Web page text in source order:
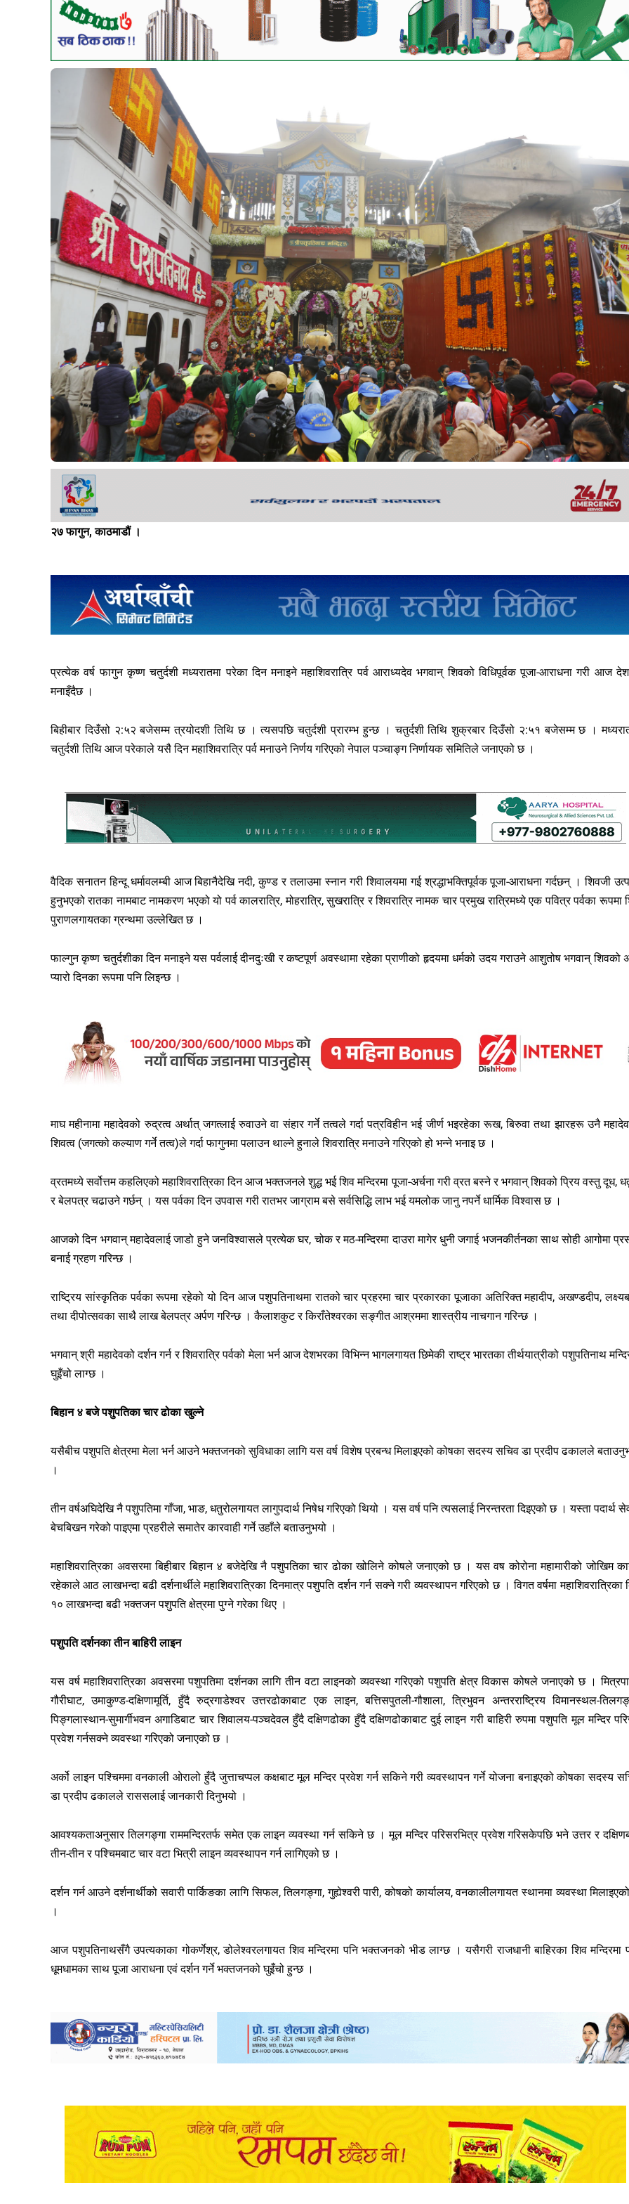
२७ फागुन, काठमाडौं ।
प्रत्येक वर्ष फागुन कृष्ण चतुर्दशी मध्यरातमा परेका दिन मनाइने महाशिवरात्रि पर्व आराध्यदेव भगवान् शिवको विधिपूर्वक पूजा-आराधना गरी आज
मनाइँदैछ ।
बिहीबार दिउँसो २:५२ बजेसम्म त्रयोदशी तिथि छ । त्यसपछि चतुर्दशी प्रारम्भ हुन्छ । चतुर्दशी तिथि शुक्रबार दिउँसो २:५१ बजेसम्म छ ।
चतुर्दशी तिथि आज परेकाले यसै दिन महाशिवरात्रि पर्व मनाउने निर्णय गरिएको नेपाल पञ्चाङ्ग निर्णायक समितिले जनाएको छ ।
वैदिक सनातन हिन्दू धर्मावलम्बी आज बिहानैदेखि नदी, कुण्ड र तलाउमा स्नान गरी शिवालयमा गई श्रद्धाभक्तिपूर्वक पूजा-आराधना गर्दछन् । शिवजी
हुनुभएको रातका नामबाट नामकरण भएको यो पर्व कालरात्रि, मोहरात्रि, सुखरात्रि र शिवरात्रि नामक चार प्रमुख रात्रिमध्ये एक पवित्र पर्वका रूपमा
पुराणलगायतका ग्रन्थमा उल्लेखित छ ।
फाल्गुन कृष्ण चतुर्दशीका दिन मनाइने यस पर्वलाई दीनदुःखी र कष्टपूर्ण अवस्थामा रहेका प्राणीको हृदयमा धर्मको उदय गराउने आशुतोष भगवान् शिवको
प्यारो दिनका रूपमा पनि लिइन्छ ।
माघ महीनामा महादेवको रुद्रत्व अर्थात् जगत्लाई रुवाउने वा संहार गर्ने तत्वले गर्दा पत्रविहीन भई जीर्ण भइरहेका रूख, बिरुवा तथा झारहरू उनै
शिवत्व (जगत्को कल्याण गर्ने तत्व)ले गर्दा फागुनमा पलाउन थाल्ने हुनाले शिवरात्रि मनाउने गरिएको हो भन्ने भनाइ छ ।
व्रतमध्ये सर्वोत्तम कहलिएको महाशिवरात्रिका दिन आज भक्तजनले शुद्ध भई शिव मन्दिरमा पूजा-अर्चना गरी व्रत बस्ने र भगवान् शिवको प्रिय वस्तु दूध,
र बेलपत्र चढाउने गर्छन् । यस पर्वका दिन उपवास गरी रातभर जाग्राम बसे सर्वसिद्धि लाभ भई यमलोक जानु नपर्ने धार्मिक विश्वास छ ।
आजको दिन भगवान् महादेवलाई जाडो हुने जनविश्वासले प्रत्येक घर, चोक र मठ-मन्दिरमा दाउरा मागेर धुनी जगाई भजनकीर्तनका साथ सोही आगोमा
बनाई ग्रहण गरिन्छ ।
राष्ट्रिय सांस्कृतिक पर्वका रूपमा रहेको यो दिन आज पशुपतिनाथमा रातको चार प्रहरमा चार प्रकारका पूजाका अतिरिक्त महादीप, अखण्डदीप,
तथा दीपोत्सवका साथै लाख बेलपत्र अर्पण गरिन्छ । कैलाशकुट र किराँतेश्वरका सङ्गीत आश्रममा शास्त्रीय नाचगान गरिन्छ ।
भगवान् श्री महादेवको दर्शन गर्न र शिवरात्रि पर्वको मेला भर्न आज देशभरका विभिन्न भागलगायत छिमेकी राष्ट्र भारतका तीर्थयात्रीको पशुपतिनाथ
घुइँचो लाग्छ ।
बिहान ४ बजे पशुपतिका चार ढोका खुल्ने
यसैबीच पशुपति क्षेत्रमा मेला भर्न आउने भक्तजनको सुविधाका लागि यस वर्ष विशेष प्रबन्ध मिलाइएको कोषका सदस्य सचिव डा प्रदीप ढकालले
।
तीन वर्षअघिदेखि नै पशुपतिमा गाँजा, भाङ, धतुरोलगायत लागुपदार्थ निषेध गरिएको थियो । यस वर्ष पनि त्यसलाई निरन्तरता दिइएको छ । यस्ता पदार्थ
बेचबिखन गरेको पाइएमा प्रहरीले समातेर कारवाही गर्ने उहाँले बताउनुभयो ।
महाशिवरात्रिका अवसरमा बिहीबार बिहान ४ बजेदेखि नै पशुपतिका चार ढोका खोलिने कोषले जनाएको छ । यस वष कोरोना महामारीको जोखिम
रहेकाले आठ लाखभन्दा बढी दर्शनार्थीले महाशिवरात्रिका दिनमात्र पशुपति दर्शन गर्न सक्ने गरी व्यवस्थापन गरिएको छ । विगत वर्षमा महाशिवरात्रिका
१० लाखभन्दा बढी भक्तजन पशुपति क्षेत्रमा पुग्ने गरेका थिए ।
पशुपति दर्शनका तीन बाहिरी लाइन
यस वर्ष महाशिवरात्रिका अवसरमा पशुपतिमा दर्शनका लागि तीन वटा लाइनको व्यवस्था गरिएको पशुपति क्षेत्र विकास कोषले जनाएको छ ।
गौरीघाट, उमाकुण्ड-दक्षिणामूर्ति, हुँदै रुद्रगाडेश्वर उत्तरढोकाबाट एक लाइन, बत्तिसपुतली-गौशाला, त्रिभुवन अन्तरराष्ट्रिय विमानस्थल-
पिङ्गलास्थान-सुमार्गीभवन अगाडिबाट चार शिवालय-पञ्चदेवल हुँदै दक्षिणढोका हुँदै दक्षिणढोकाबाट दुई लाइन गरी बाहिरी रुपमा पशुपति मूल मन्दिर
प्रवेश गर्नसक्ने व्यवस्था गरिएको जनाएको छ ।
अर्को लाइन पश्चिममा वनकाली ओरालो हुँदै जुत्ताचप्पल कक्षबाट मूल मन्दिर प्रवेश गर्न सकिने गरी व्यवस्थापन गर्ने योजना बनाइएको कोषका सदस्य
डा प्रदीप ढकालले राससलाई जानकारी दिनुभयो ।
आवश्यकताअनुसार तिलगङ्गा राममन्दिरतर्फ समेत एक लाइन व्यवस्था गर्न सकिने छ । मूल मन्दिर परिसरभित्र प्रवेश गरिसकेपछि भने उत्तर र
तीन-तीन र पश्चिमबाट चार वटा भित्री लाइन व्यवस्थापन गर्न लागिएको छ ।
दर्शन गर्न आउने दर्शनार्थीको सवारी पार्किङका लागि सिफल, तिलगङ्गा, गुह्येश्वरी पारी, कोषको कार्यालय, वनकालीलगायत स्थानमा व्यवस्था
।
आज पशुपतिनाथसँगै उपत्यकाका गोकर्णेश्र, डोलेश्वरलगायत शिव मन्दिरमा पनि भक्तजनको भीड लाग्छ । यसैगरी राजधानी बाहिरका शिव मन्दिरमा
धूमधामका साथ पूजा आराधना एवं दर्शन गर्ने भक्तजनको घुइँचो हुन्छ ।